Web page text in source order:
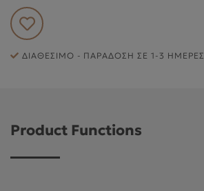
ΕΞΥΠΗΡΈΤΗΣΗ ΠΕΛΑΤΏΝ
ΔΙΑΘΈΣΙΜΟ - ΠΑΡΆΔΟΣΗ ΣΕ 1-3 ΗΜΈΡΕΣ
Product Functions